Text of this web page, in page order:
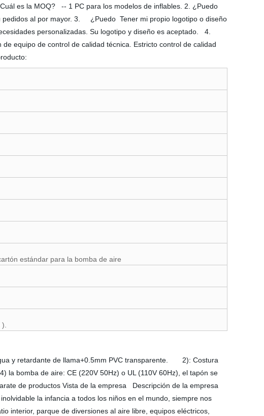
es la MOQ? -- 1 PC para los modelos de inflables. 2. ¿Puedo
pedidos al por mayor. 3. ¿Puedo Tener mi propio logotipo o diseño
personalizadas. Su logotipo y diseño es aceptado. 4.
equipo de control de calidad técnica. Estricto control de calidad
estándar para la bomba de aire
y retardante de llama+0.5mm PVC transparente. 2): Costura
la bomba de aire: CE (220V 50Hz) o UL (110V 60Hz), el tapón se
de productos Vista de la empresa Descripción de la empresa
la infancia a todos los niños en el mundo, siempre nos
interior, parque de diversiones al aire libre, equipos eléctricos,